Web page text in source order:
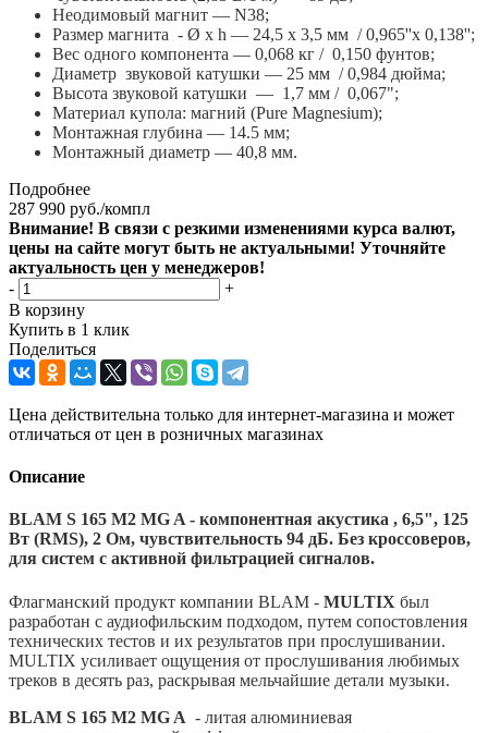
Неодимовый магнит — N38;
Размер магнита - Ø x h — 24,5 x 3,5 мм / 0,965''x 0,138'';
Вес одного компонента — 0,068 кг / 0,150 фунтов;
Диаметр звуковой катушки — 25 мм / 0,984 дюйма;
Высота звуковой катушки — 1,7 мм / 0,067";
Материал купола: магний (Pure Magnesium);
Монтажная глубина — 14.5 мм;
Монтажный диаметр — 40,8 мм.
Подробнее
287 990 руб./компл
Внимание! В связи с резкими изменениями курса валют,
цены на сайте могут быть не актуальными! Уточняйте
актуальность цен у менеджеров!
-
+
В корзину
Купить в 1 клик
Поделиться
Цена действительна только для интернет-магазина и может
отличаться от цен в розничных магазинах
Описание
BLAM S 165 M2 MG A - компонентная акустика , 6,5", 125
Вт (RMS), 2 Ом, чувствительность 94 дБ. Без кроссоверов,
для систем с активной фильтрацией сигналов.
Флагманский продукт компании BLAM - MULTIX был
разработан с аудиофильским подходом, путем сопостовления
технических тестов и их результатов при прослушивании.
MULTIX усиливает ощущения от прослушивания любимых
треков в десять раз, раскрывая мельчайшие детали музыки.
BLAM S 165 M2 MG A - литая алюминиевая